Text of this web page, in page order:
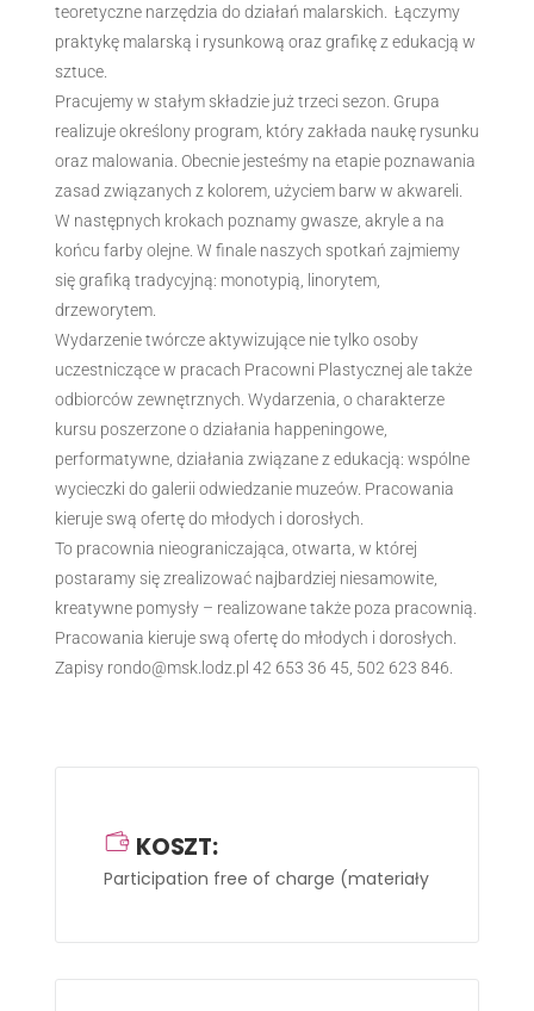
teoretyczne narzędzia do działań malarskich. Łączymy
praktykę malarską i rysunkową oraz grafikę z edukacją w
sztuce.
Pracujemy w stałym składzie już trzeci sezon. Grupa
realizuje określony program, który zakłada naukę rysunku
oraz malowania. Obecnie jesteśmy na etapie poznawania
zasad związanych z kolorem, użyciem barw w akwareli.
W następnych krokach poznamy gwasze, akryle a na
końcu farby olejne. W finale naszych spotkań zajmiemy
się grafiką tradycyjną: monotypią, linorytem,
drzeworytem.
Wydarzenie twórcze aktywizujące nie tylko osoby
uczestniczące w pracach Pracowni Plastycznej ale także
odbiorców zewnętrznych. Wydarzenia, o charakterze
kursu poszerzone o działania happeningowe,
performatywne, działania związane z edukacją: wspólne
wycieczki do galerii odwiedzanie muzeów. Pracowania
kieruje swą ofertę do młodych i dorosłych.
To pracownia nieograniczająca, otwarta, w której
postaramy się zrealizować najbardziej niesamowite,
kreatywne pomysły – realizowane także poza pracownią.
Pracowania kieruje swą ofertę do młodych i dorosłych.
Zapisy rondo@msk.lodz.pl 42 653 36 45, 502 623 846.
KOSZT:
Participation free of charge (materiały we